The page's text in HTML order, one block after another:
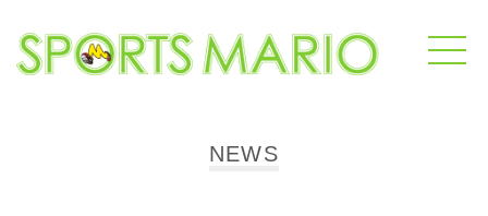
NEWS